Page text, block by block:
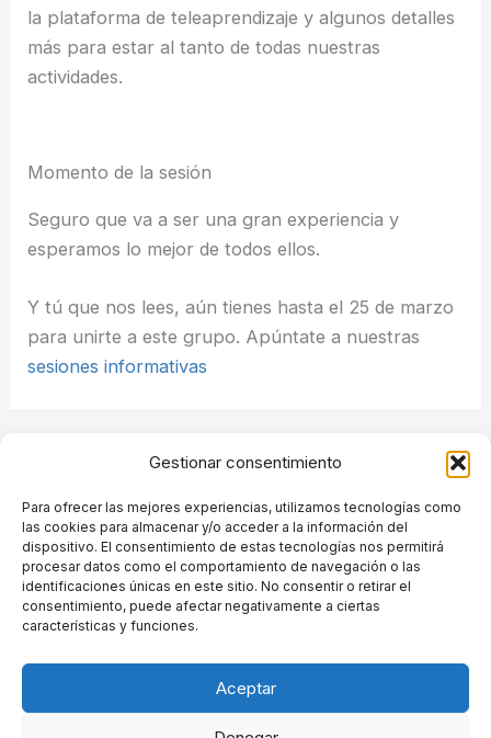
Gestionar consentimiento
Para ofrecer las mejores experiencias, utilizamos tecnologías como
las cookies para almacenar y/o acceder a la información del
dispositivo. El consentimiento de estas tecnologías nos permitirá
procesar datos como el comportamiento de navegación o las
identificaciones únicas en este sitio. No consentir o retirar el
consentimiento, puede afectar negativamente a ciertas
características y funciones.
Aceptar
la plataforma de teleaprendizaje y algunos detalles
más para estar al tanto de todas nuestras
actividades.
Momento de la sesión
Seguro que va a ser una gran experiencia y
esperamos lo mejor de todos ellos.
Y tú que nos lees, aún tienes hasta el 25 de marzo
para unirte a este grupo. Apúntate a nuestras
sesiones informativas
Grupo de Ingeniería de Organización. Despachos A-126.
Escuela Técnica Superior de Ingenieros de Telecomunicación.Avenida
Complutense 30, Ciudad Universitaria. 28040 Madrid.Tfnos: +34 91
E-mail:master.gio.secretaria@upm.es